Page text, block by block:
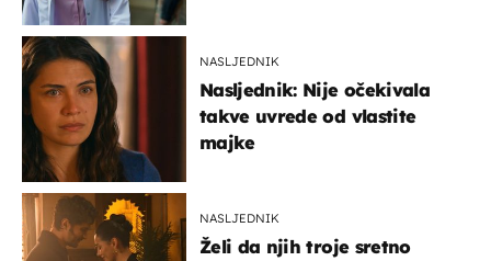
NASLJEDNIK
Nasljednik: Nije očekivala
takve uvrede od vlastite
majke
NASLJEDNIK
Želi da njih troje sretno